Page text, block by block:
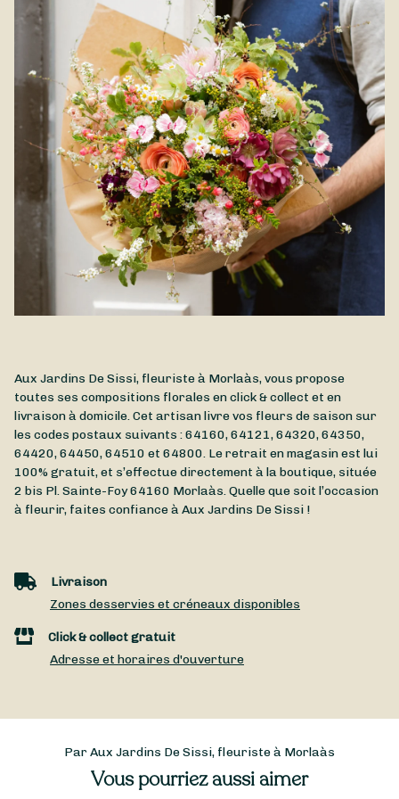
Aux Jardins De Sissi, fleuriste à Morlaàs, vous propose
toutes ses compositions florales en click & collect et en
livraison à domicile. Cet artisan livre vos fleurs de saison sur
les codes postaux suivants : 64160, 64121, 64320, 64350,
64420, 64450, 64510 et 64800. Le retrait en magasin est lui
100% gratuit, et s’effectue directement à la boutique, située
2 bis Pl. Sainte-Foy64160 Morlaàs. Quelle que soit l’occasion
à fleurir, faites confiance à Aux Jardins De Sissi !
Livraison
Zones desservies et créneaux disponibles
Click & collect gratuit
Adresse et horaires d'ouverture
Par Aux Jardins De Sissi, fleuriste à Morlaàs
Vous pourriez aussi aimer